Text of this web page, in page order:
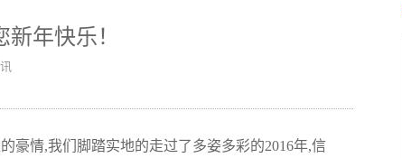
年快乐！
豪情,我们脚踏实地的走过了多姿多彩的2016年,信